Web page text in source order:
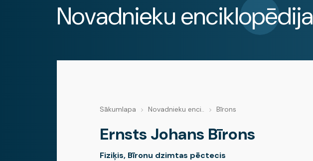
Novadnieku enciklopēdija
Sākumlapa Novadnieku enci.. Bīrons
Ernsts Johans Bīrons
Fiziķis, Bīronu dzimtas pēctecis